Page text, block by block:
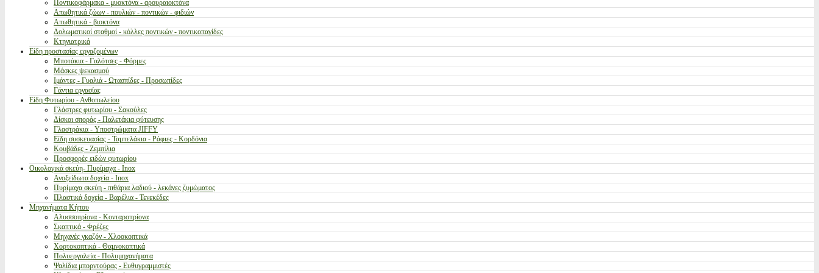
Ποντικοφάρμακα - μυοκτόνα - αρουραιοκτόνα
Απωθητικά ζώων - πουλιών - ποντικών - φιδιών
Απωθητικά - βιοκτόνα
Δολωματικοί σταθμοί - κόλλες ποντικών - ποντικοπαγίδες
Κτηνιατρικά
Είδη προστασίας εργαζομένων
Μποτάκια - Γαλότσες - Φόρμες
Μάσκες ψεκασμού
Ιμάντες - Γυαλιά - Ωτασπίδες - Προσωπίδες
Γάντια εργασίας
Είδη Φυτωρίου - Ανθοπωλείου
Γλάστρες φυτωρίου - Σακούλες
Δίσκοι σποράς - Παλετάκια φύτευσης
Γλαστράκια - Υποστρώματα JIFFY
Είδη συσκευασίας - Ταμπελάκια - Ράφιες - Κορδόνια
Κουβάδες - Ζεμπίλια
Προσφορές ειδών φυτωρίου
Οικολογικά σκεύη- Πυρίμαχα - Inox
Ανοξείδωτα δοχεία - Inox
Πυρίμαχα σκεύη - πιθάρια λαδιού - λεκάνες ζυμώματος
Πλαστικά δοχεία - Βαρέλια - Τενεκέδες
Μηχανήματα Κήπου
Αλυσσοπρίονα - Κονταροπρίονα
Σκαπτικά - Φρέζες
Μηχανές γκαζόν - Χλοοκοπτικά
Χορτοκοπτικά - Θαμνοκοπτικά
Πολυεργαλεία - Πολυμηχανήματα
Ψαλίδια μπορντούρας - Ευθυγραμμιστές